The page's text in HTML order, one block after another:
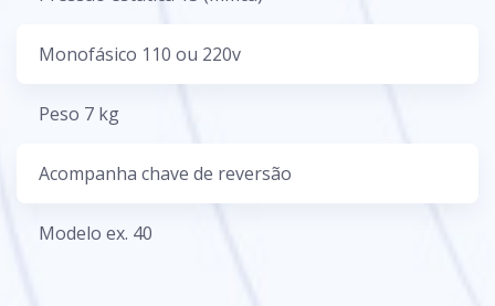
Monofásico 110 ou 220v
Peso 7 kg
Acompanha chave de reversão
Modelo ex. 40